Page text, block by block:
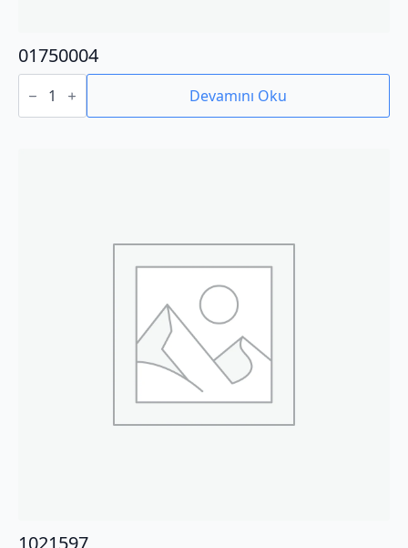
01750004
01750004
adet Devamını Oku
1021597